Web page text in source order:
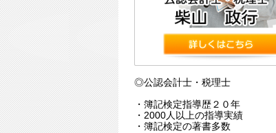
◎公認会計士・税理士
・簿記検定指導歴２０年
・2000人以上の指導実績
・簿記検定の著書多数